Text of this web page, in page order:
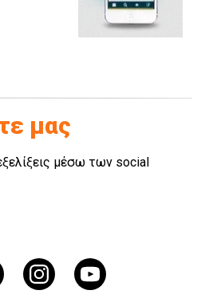
μας
μέσω των social